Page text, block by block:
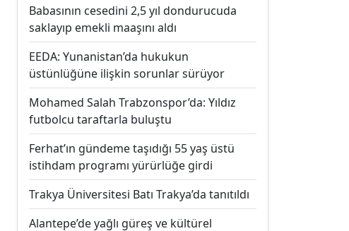
Babasının cesedini 2,5 yıl dondurucuda
saklayıp emekli maaşını aldı
EEDA: Yunanistan’da hukukun
üstünlüğüne ilişkin sorunlar sürüyor
Mohamed Salah Trabzonspor’da: Yıldız
futbolcu taraftarla buluştu
Ferhat’ın gündeme taşıdığı 55 yaş üstü
istihdam programı yürürlüğe girdi
Trakya Üniversitesi Batı Trakya’da tanıtıldı
Alantepe’de yağlı güreş ve kültürel